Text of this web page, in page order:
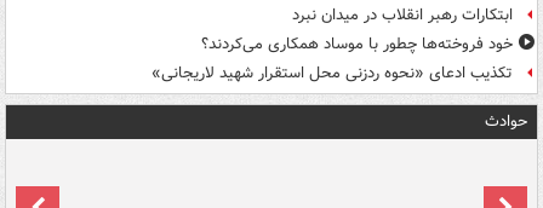
ابتکارات رهبر انقلاب در میدان نبرد
خود فروخته‌ها چطور با موساد همکاری می‌کردند؟
تکذیب ادعای «نحوه ردزنی محل استقرار شهید لاریجانی»
حوادث